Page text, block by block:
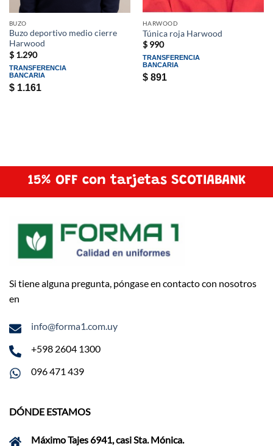
BUZO
Buzo deportivo medio cierre
Harwood
$1.290
TRANSFERENCIA
BANCARIA
$1.161
HARWOOD
Túnica roja Harwood
$990
TRANSFERENCIA
BANCARIA
$891
15% OFF con tarjetas SCOTIABANK
Si tiene alguna pregunta, póngase en contacto con nosotros
en
info@forma1.com.uy
+598 2604 1300
096 471 439
DÓNDE ESTAMOS
Máximo Tajes 6941, casi Sta. Mónica.